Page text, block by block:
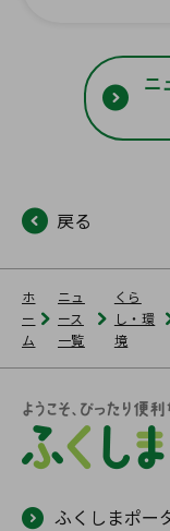
ニ
戻る
ホ
ー
ム
ニュ
ース
一覧
くら
し・環
境
ふくしまポー